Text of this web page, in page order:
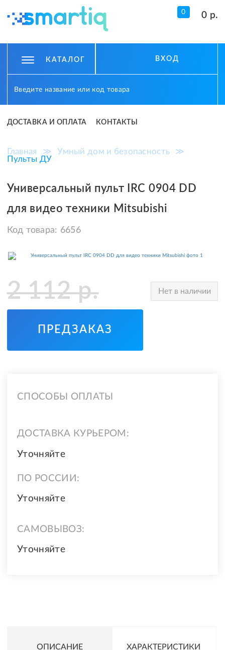
0 0 р.
КАТАЛОГ ВХОД
ДОСТАВКА И ОПЛАТА КОНТАКТЫ
Главная ≫ Умный дом и безопасность
≫
Пульты ДУ
Универсальный пульт IRC 0904 DD
для видео техники Mitsubishi
Код товара: 6656
2 112р. Нет в наличии
ПРЕДЗАКАЗ
СПОСОБЫ ОПЛАТЫ
ДОСТАВКА КУРЬЕРОМ:
Уточняйте
ПО РОССИИ:
Уточняйте
САМОВЫВОЗ:
Уточняйте
ОПИСАНИЕ ХАРАКТЕРИСТИКИ